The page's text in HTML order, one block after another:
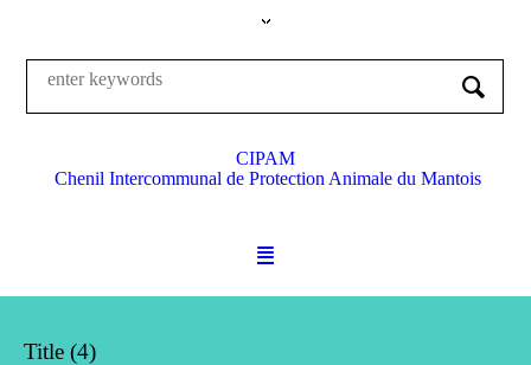
CIPAM
Chenil Intercommunal de Protection Animale du Mantois
Title (4)